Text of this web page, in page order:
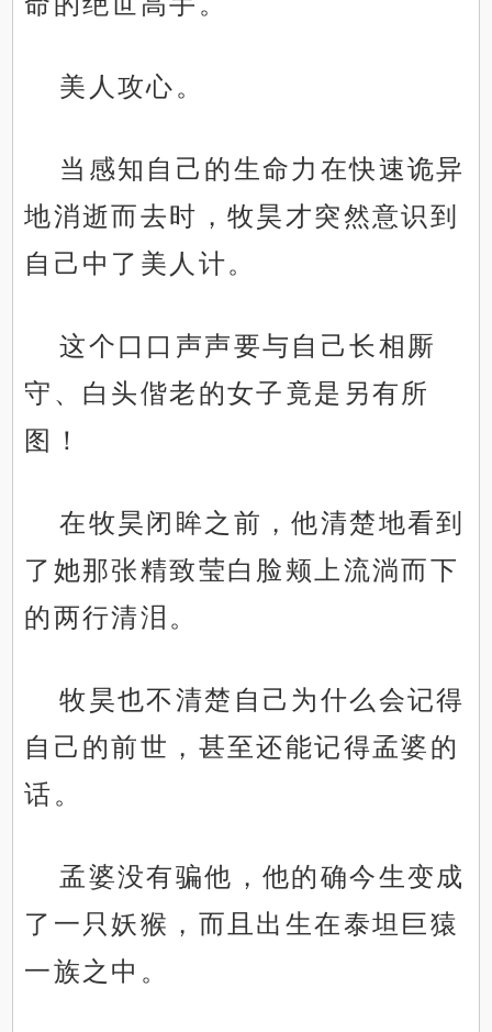
美人攻心。
当感知自己的生命力在快速诡异
地消逝而去时，牧昊才突然意识到
自己中了美人计。
这个口口声声要与自己长相厮
守、白头偕老的女子竟是另有所
图！
在牧昊闭眸之前，他清楚地看到
了她那张精致莹白脸颊上流淌而下
的两行清泪。
牧昊也不清楚自己为什么会记得
自己的前世，甚至还能记得孟婆的
话。
孟婆没有骗他，他的确今生变成
了一只妖猴，而且出生在泰坦巨猿
一族之中。